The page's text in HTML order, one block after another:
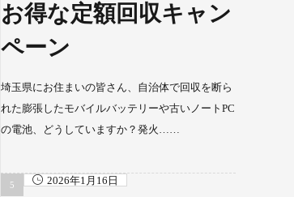
お得な定額回収キャン
ペーン
埼玉県にお住まいの皆さん、自治体で回収を断ら
れた膨張したモバイルバッテリーや古いノートPC
の電池、どうしていますか？発火……
2026年1月16日